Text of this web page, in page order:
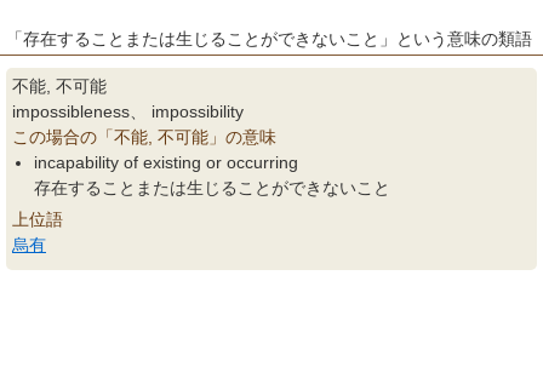
「存在することまたは生じることができないこと」という意味の類語
不能, 不可能
impossibleness、 impossibility
この場合の「不能, 不可能」の意味
incapability of existing or occurring
存在することまたは生じることができないこと
上位語
烏有